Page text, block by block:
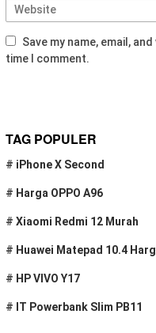
Save my name, email,
time I comment.
TAG POPULER
# iPhone X Second
# Harga OPPO A96
# Xiaomi Redmi 12 Murah
# Huawei Matepad 10.4
# HP VIVO Y17
# IT Powerbank Slim PB11